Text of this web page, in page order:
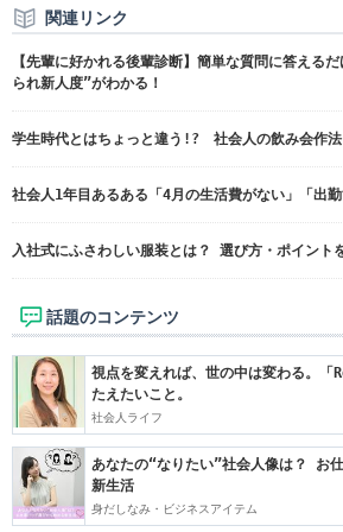
関連リンク
【先輩に好かれる後輩診断】簡単な質問に答える
られ新人度”がわかる！
学生時代とはちょっと違う!? 社会人の飲み会作法
社会人1年目あるある「4月の生活費がない」「出勤
入社式にふさわしい服装とは？ 選び方・ポイント
話題のコンテンツ
視点を変えれば、世の中は変わる。
たえたいこと。
社会人ライフ
あなたの“なりたい”社会人像は？ お
新生活
身だしなみ・ビジネスアイテム